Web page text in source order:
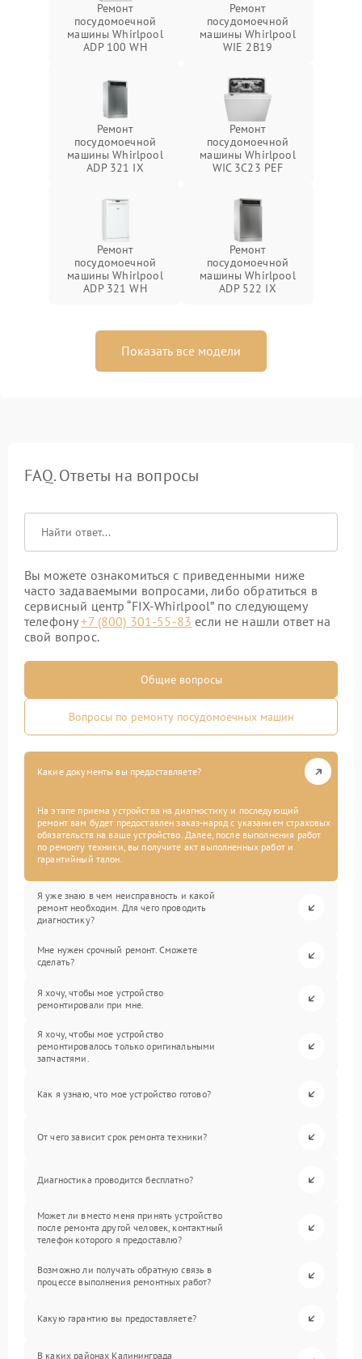
Ремонт
посудомоечной
машины Whirlpool
ADP 100 WH
Ремонт
посудомоечной
машины Whirlpool
WIE 2B19
Ремонт
посудомоечной
машины Whirlpool
ADP 321 IX
Ремонт
посудомоечной
машины Whirlpool
WIC 3C23 PEF
Ремонт
посудомоечной
машины Whirlpool
ADP 321 WH
Ремонт
посудомоечной
машины Whirlpool
ADP 522 IX
Показать все модели
FAQ. Ответы на вопросы
Вы можете ознакомиться с приведенными ниже
часто задаваемыми вопросами, либо обратиться в
сервисный центр “FIX-Whirlpool” по следующему
телефону+7 (800) 301-55-83 если не нашли ответ на
свой вопрос.
Общие вопросы
Вопросы по ремонту посудомоечных машин
Какие документы вы предоставляете?
На этапе приема устройства на диагностику и последующий
ремонт вам будет предоставлен заказ-наряд с указанием страховых
обязательств на ваше устройство. Далее, после выполнения работ
по ремонту техники, вы получите акт выполненных работ и
гарантийный талон.
Я уже знаю в чем неисправность и какой
ремонт необходим. Для чего проводить
диагностику?
Мне нужен срочный ремонт. Сможете
сделать?
Я хочу, чтобы мое устройство
ремонтировали при мне.
Я хочу, чтобы мое устройство
ремонтировалось только оригинальными
запчастями.
Как я узнаю, что мое устройство готово?
От чего зависит срок ремонта техники?
Диагностика проводится бесплатно?
Может ли вместо меня принять устройство
после ремонта другой человек, контактный
телефон которого я предоставлю?
Возможно ли получать обратную связь в
процессе выполнения ремонтных работ?
Какую гарантию вы предоставляете?
В каких районах Калининграда